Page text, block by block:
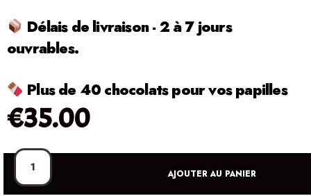
Délais de livraison - 2 à 7 jours
ouvrables.
Plus de 40 chocolats pour vos papilles
€35.00
AJOUTER AU PANIER